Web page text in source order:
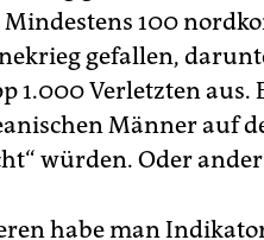
100
gefallen,
1.000 Verletzten aus.
Männer auf
würden. Oder
habe man